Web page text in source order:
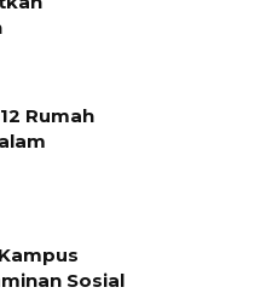
Rumah
Sosial